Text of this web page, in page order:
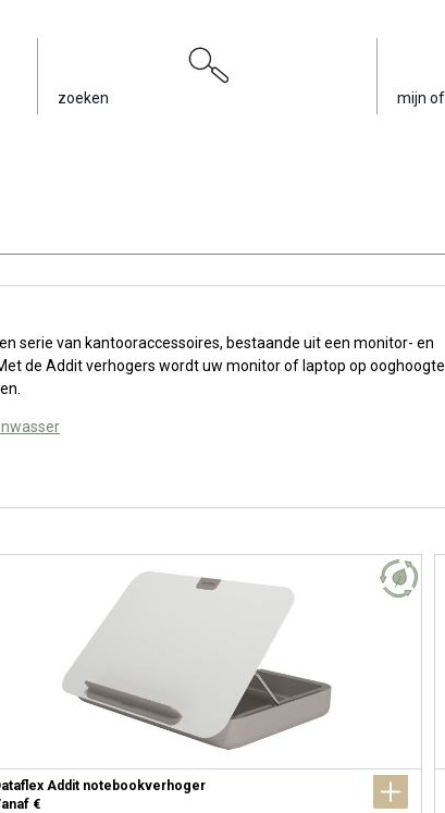
zoeken mijn
serie van kantooraccessoires, bestaande uit een monitor- en
de Addit verhogers wordt uw monitor of laptop op
Addit notebookverhoger
€